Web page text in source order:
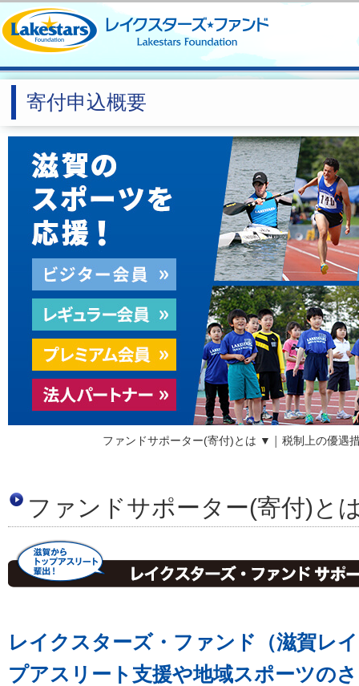
寄付申込概要
ファンドサポーター(寄付)とは ▼ 税制上の優遇
ファンドサポーター(寄付)と
レイクスターズ・ファンド（滋賀レ
プアスリート支援や地域スポーツの